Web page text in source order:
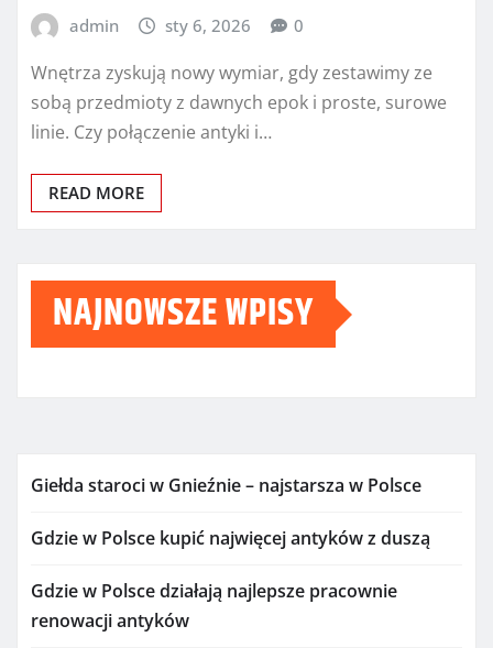
admin sty 6, 2026 0
Wnętrza zyskują nowy wymiar, gdy zestawimy ze
sobą przedmioty z dawnych epok i proste, surowe
linie. Czy połączenie antyki i…
READ MORE
NAJNOWSZE WPISY
Giełda staroci w Gnieźnie – najstarsza w Polsce
Gdzie w Polsce kupić najwięcej antyków z duszą
Gdzie w Polsce działają najlepsze pracownie
renowacji antyków